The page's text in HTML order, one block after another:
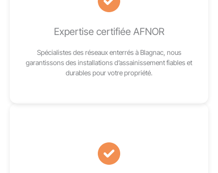
Expertise certifiée AFNOR
Spécialistes des réseaux enterrés à Blagnac, nous
garantissons des installations d’assainissement fiables et
durables pour votre propriété.